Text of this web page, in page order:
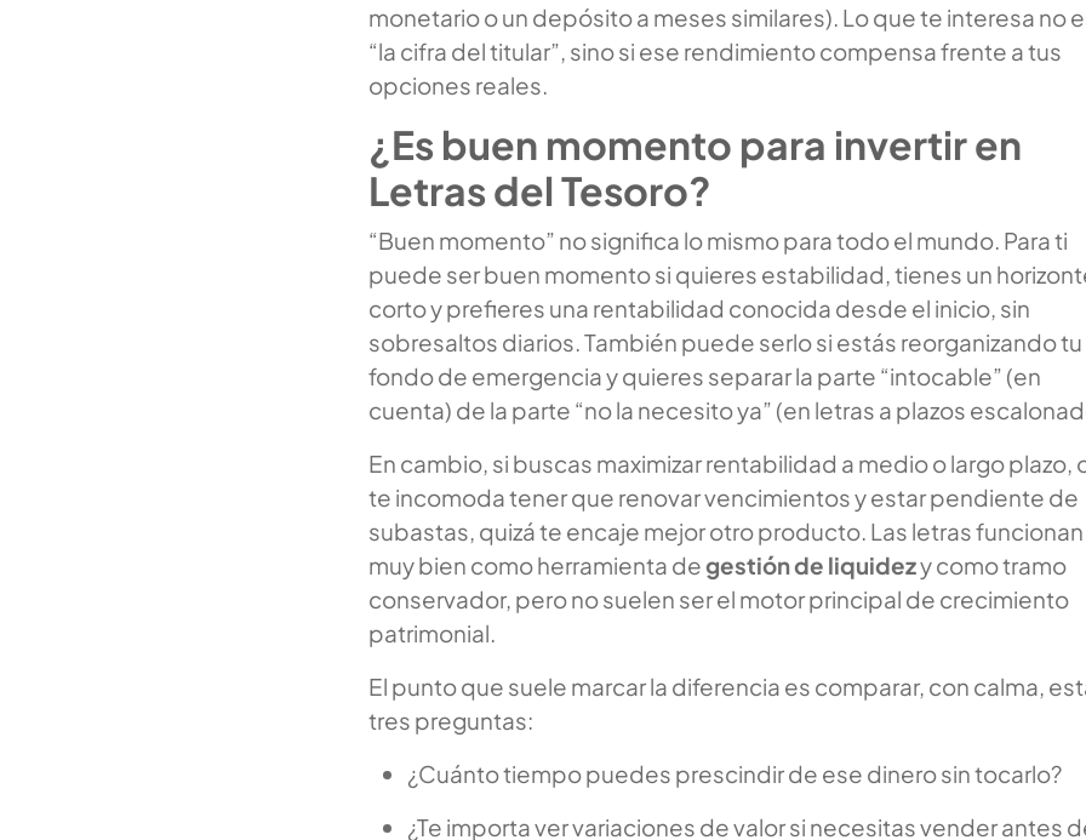
monetario o un depósito a meses similares). Lo que te interesa no
“la cifra del titular”, sino si ese rendimiento compensa frente a tus
opciones reales.
¿Es buen momento para invertir en
Letras del Tesoro?
“Buen momento” no significa lo mismo para todo el mundo. Para ti
puede ser buen momento si quieres estabilidad, tienes un
corto y prefieres una rentabilidad conocida desde el inicio, sin
sobresaltos diarios. También puede serlo si estás reorganizando tu
fondo de emergencia y quieres separar la parte “intocable” (en
cuenta) de la parte “no la necesito ya” (en letras a plazos
En cambio, si buscas maximizar rentabilidad a medio o largo plazo,
te incomoda tener que renovar vencimientos y estar pendiente de
subastas, quizá te encaje mejor otro producto. Las letras funcionan
muy bien como herramienta degestión de liquidezy como tramo
conservador, pero no suelen ser el motor principal de crecimiento
patrimonial.
El punto que suele marcar la diferencia es comparar, con calma,
tres preguntas:
¿Cuánto tiempo puedes prescindir de ese dinero sin tocarlo?
¿Te importa ver variaciones de valor si necesitas vender antes